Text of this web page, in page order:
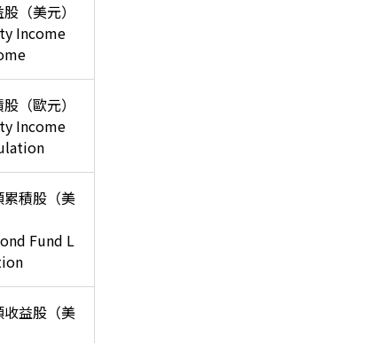
（美元）
Income
（歐元）
Income
積股（美
Fund L
益股（美